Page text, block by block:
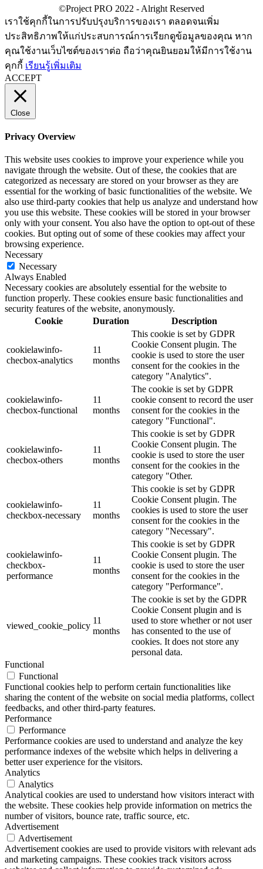
เราใช้คุกกี้ในการปรับปรุงบริการของเรา ตลอดจนเพิ่ม
ประสิทธิภาพให้แก่ประสบการณ์การเรียกดูข้อมูลของคุณ หาก
คุณใช้งานเว็บไซต์ของเราต่อ ถือว่าคุณยินยอมให้มีการใช้งาน
คุกกี้ เรียนรู้เพิ่มเติม
ACCEPT
Close
Privacy Overview
This website uses cookies to improve your experience while you
navigate through the website. Out of these, the cookies that are
categorized as necessary are stored on your browser as they are
essential for the working of basic functionalities of the website. We
also use third-party cookies that help us analyze and understand how
you use this website. These cookies will be stored in your browser
only with your consent. You also have the option to opt-out of these
cookies. But opting out of some of these cookies may affect your
browsing experience.
Necessary
Necessary
Always Enabled
Necessary cookies are absolutely essential for the website to
function properly. These cookies ensure basic functionalities and
security features of the website, anonymously.
Cookie
Duration Description
cookielawinfo-
checbox-analytics
11
months
This cookie is set by GDPR
Cookie Consent plugin. The
cookie is used to store the user
consent for the cookies in the
category "Analytics".
cookielawinfo-
checbox-functional
11
months
The cookie is set by GDPR
cookie consent to record the user
consent for the cookies in the
category "Functional".
cookielawinfo-
checbox-others
11
months
This cookie is set by GDPR
Cookie Consent plugin. The
cookie is used to store the user
consent for the cookies in the
category "Other.
cookielawinfo-
checkbox-necessary
11
months
This cookie is set by GDPR
Cookie Consent plugin. The
cookies is used to store the user
consent for the cookies in the
category "Necessary".
cookielawinfo-
checkbox-
performance
11
months
This cookie is set by GDPR
Cookie Consent plugin. The
cookie is used to store the user
consent for the cookies in the
category "Performance".
viewed_cookie_policy
11
months
The cookie is set by the GDPR
Cookie Consent plugin and is
used to store whether or not user
has consented to the use of
cookies. It does not store any
personal data.
Functional
Functional
Functional cookies help to perform certain functionalities like
sharing the content of the website on social media platforms, collect
feedbacks, and other third-party features.
Performance
Performance
Performance cookies are used to understand and analyze the key
performance indexes of the website which helps in delivering a
better user experience for the visitors.
Analytics
Analytics
Analytical cookies are used to understand how visitors interact with
the website. These cookies help provide information on metrics the
number of visitors, bounce rate, traffic source, etc.
Advertisement
Advertisement
Advertisement cookies are used to provide visitors with relevant ads
and marketing campaigns. These cookies track visitors across